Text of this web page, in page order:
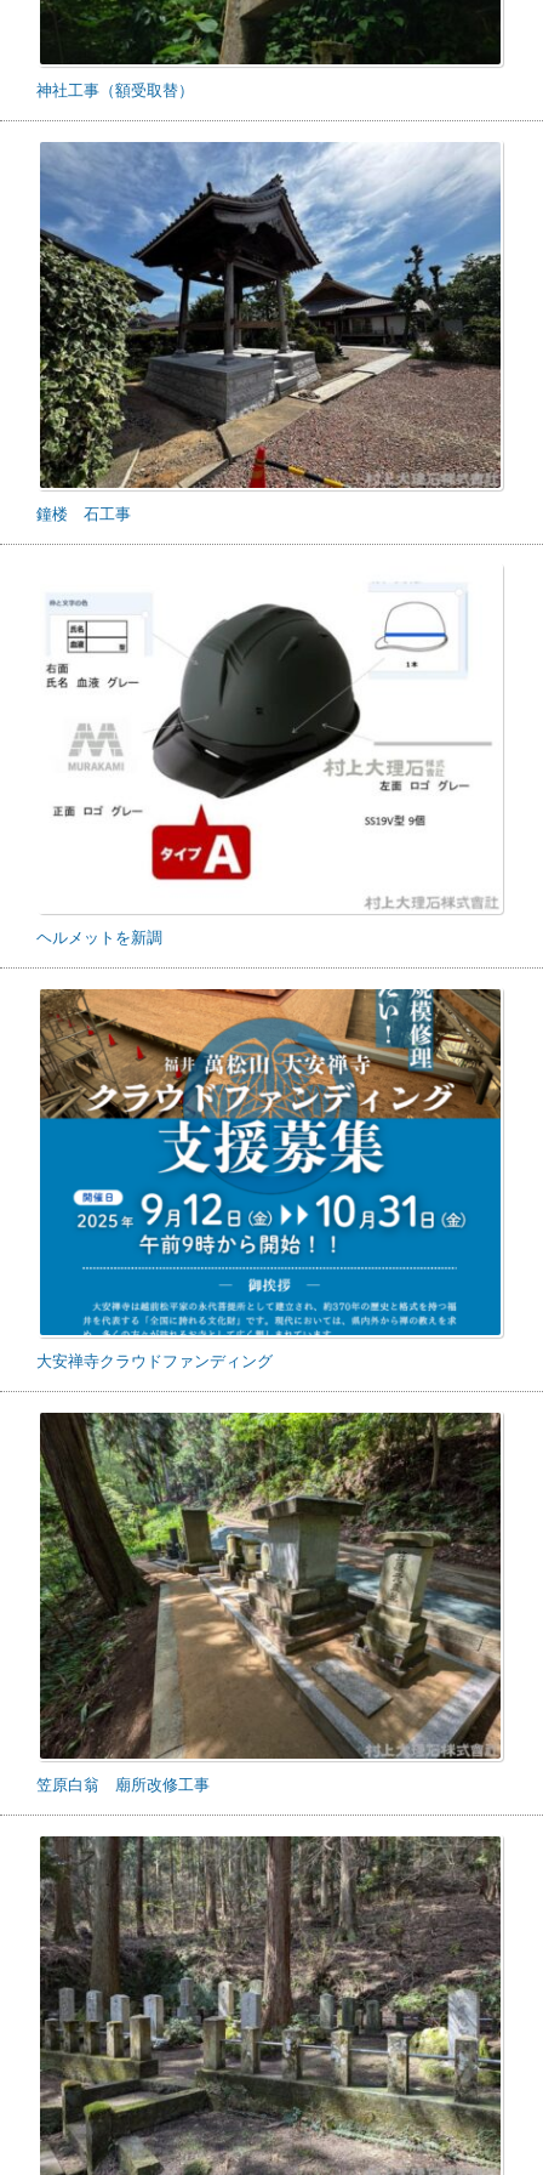
神社工事（額受取替）
鐘楼 石工事
ヘルメットを新調
大安禅寺クラウドファンディング
笠原白翁 廟所改修工事